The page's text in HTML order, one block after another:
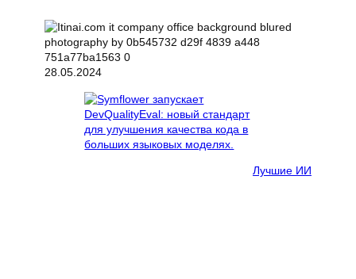
28.05.2024
Лучшие ИИ